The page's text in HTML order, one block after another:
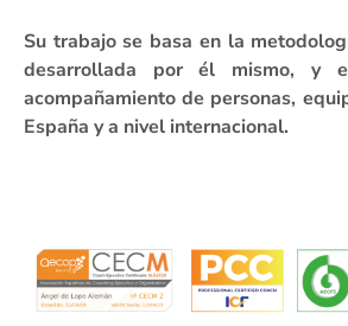
Su trabajo se basa en la
desarrollada por él mismo, y
acompañamiento de personas,
España y a nivel internacional.